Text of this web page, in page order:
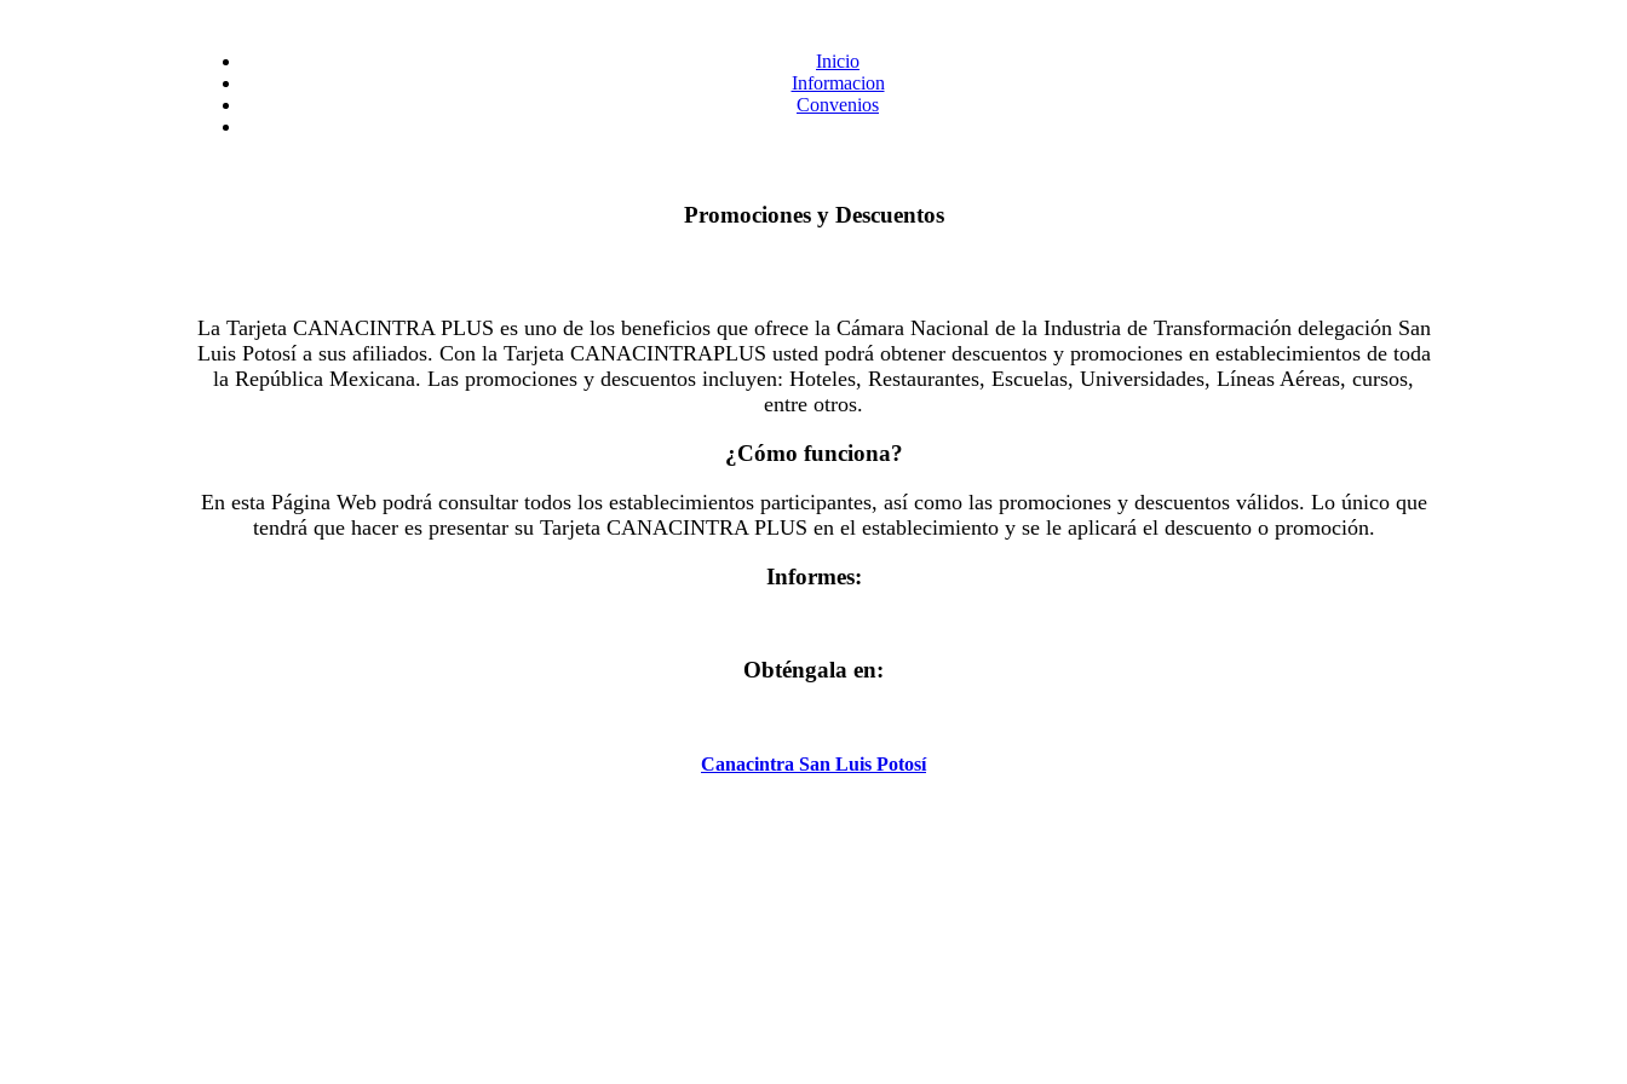
Inicio
Informacion
Convenios
Promociones y Descuentos
La Tarjeta CANACINTRA PLUS es uno de los beneficios que ofrece la Cámara Nacional de la Industria de Transformación delegación San
Luis Potosí a sus afiliados. Con la Tarjeta CANACINTRAPLUS usted podrá obtener descuentos y promociones en establecimientos de toda
la República Mexicana. Las promociones y descuentos incluyen: Hoteles, Restaurantes, Escuelas, Universidades, Líneas Aéreas, cursos,
entre otros.
¿Cómo funciona?
En esta Página Web podrá consultar todos los establecimientos participantes, así como las promociones y descuentos válidos. Lo único que
tendrá que hacer es presentar su Tarjeta CANACINTRA PLUS en el establecimiento y se le aplicará el descuento o promoción.
Informes:
Obténgala en:
Canacintra San Luis Potosí